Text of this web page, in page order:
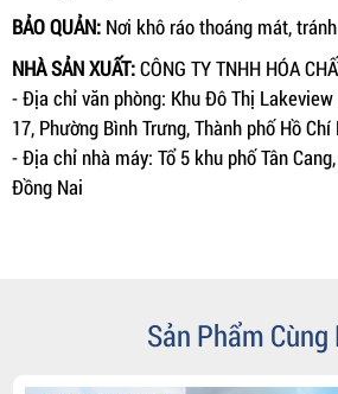
BẢO QUẢN: Nơi khô ráo thoáng mát,
NHÀ SẢN XUẤT:CÔNG TY TNHH HÓA
- Địa chỉ văn phòng: Khu Đô Thị
17, Phường Bình Trưng, Thành phố Hồ Chí
- Địa chỉ nhà máy: Tổ 5 khu phố Tân
Đồng Nai
Sản Phẩm Cùng